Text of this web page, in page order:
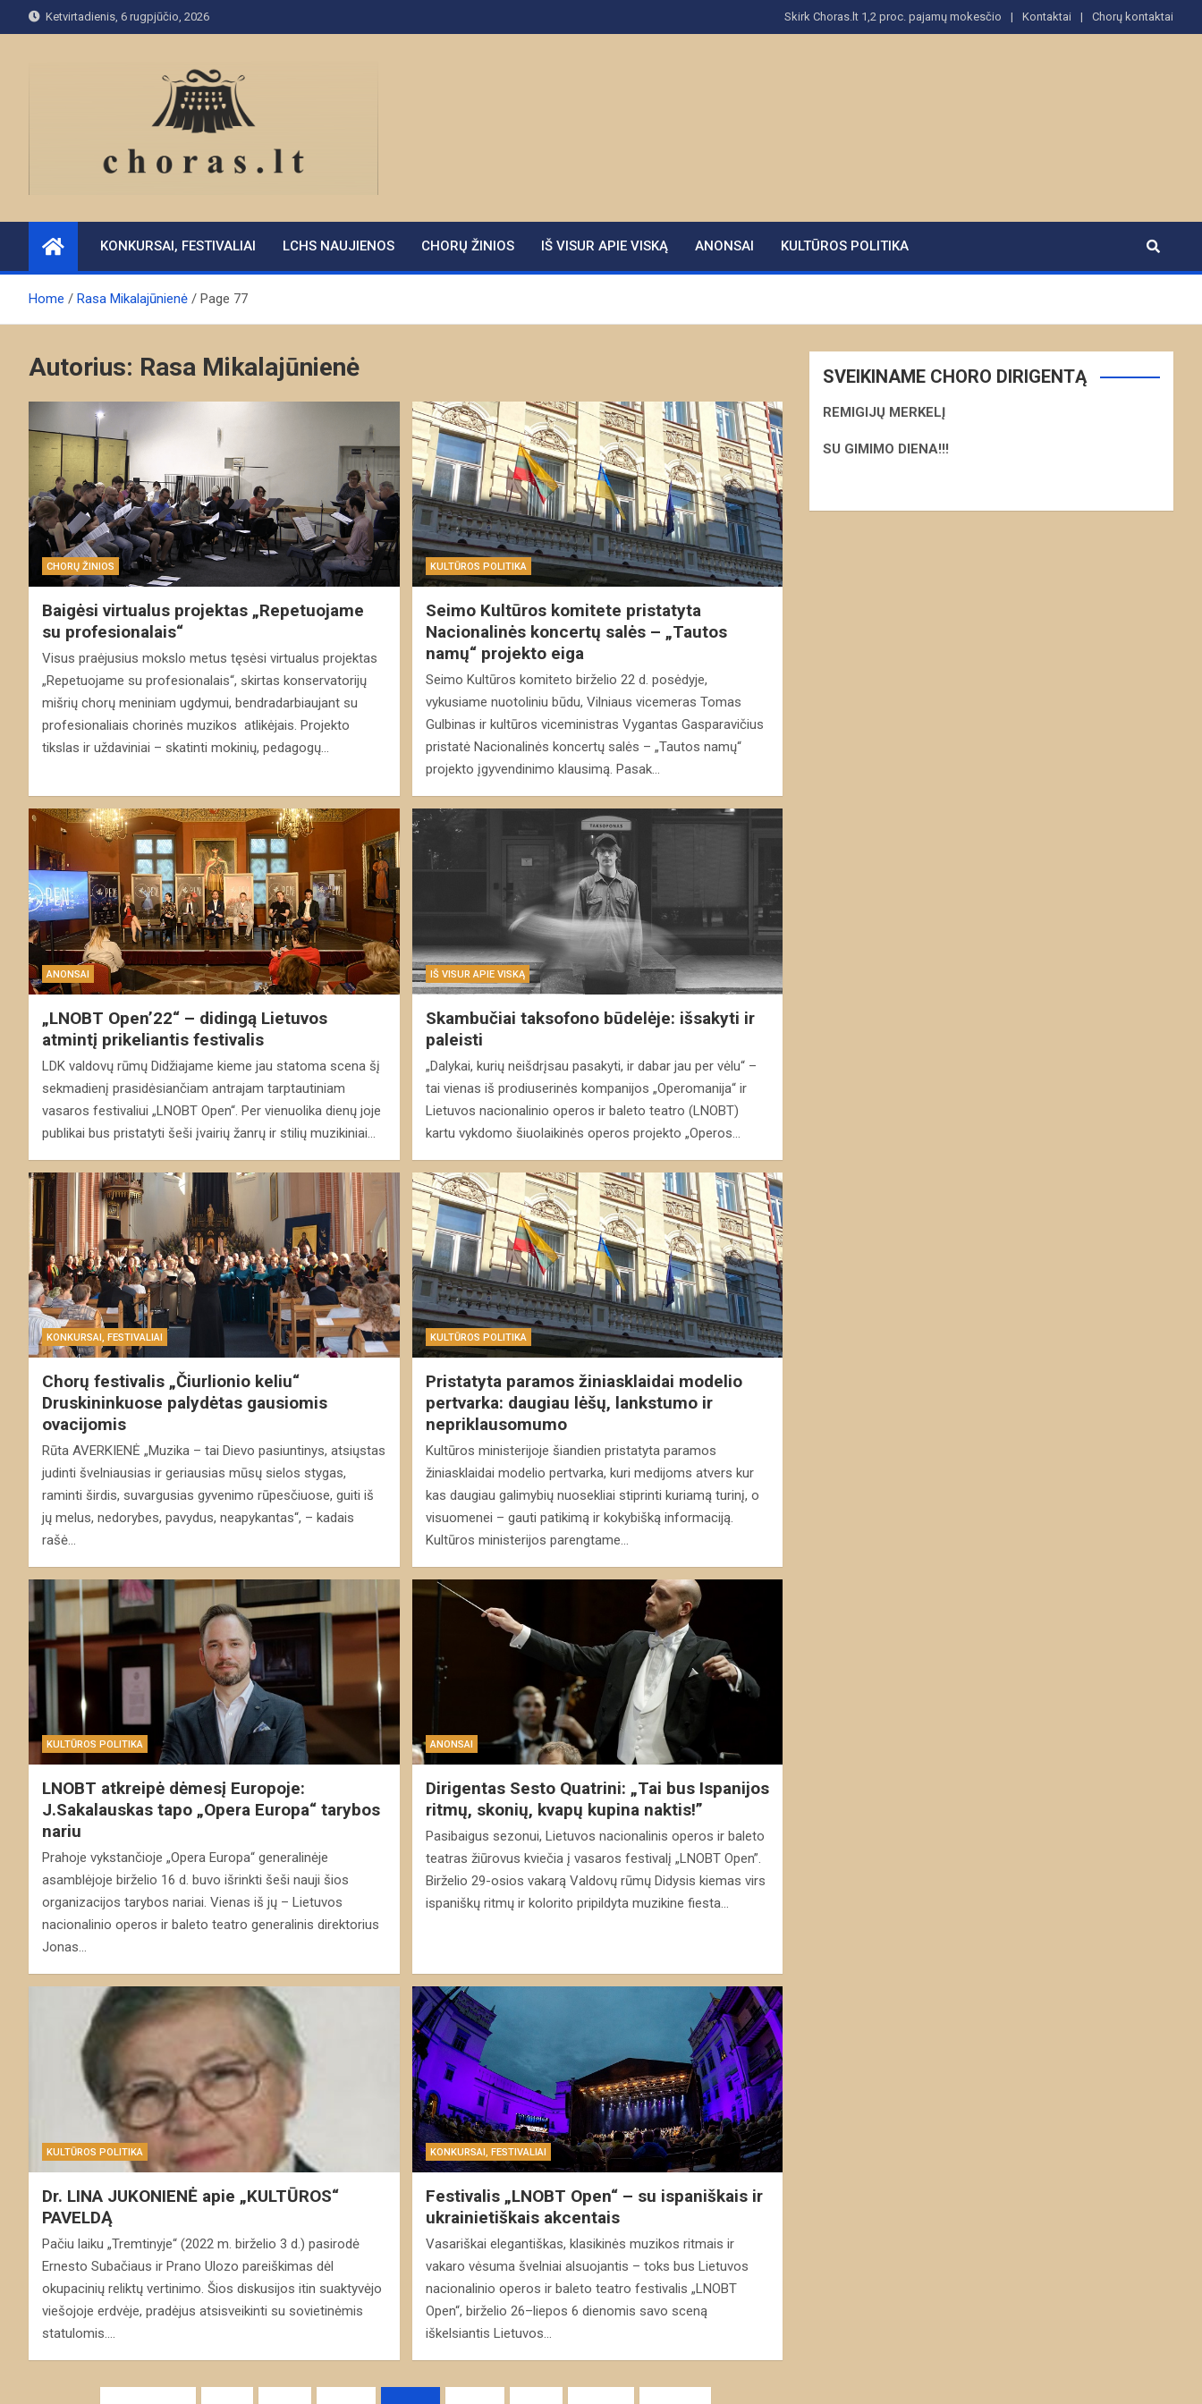
to
Ketvirtadienis, 6 rugpjūčio, 2026 Skirk Choras.lt 1,2 proc. pajamų mokesčio Kontaktai Chorų kontaktai
KONKURSAI, FESTIVALIAI LCHS NAUJIENOS CHORŲ ŽINIOS IŠ VISUR APIE VISKĄ ANONSAI KULTŪROS POLITIKA
Home Rasa Mikalajūnienė Page 77
Autorius: Rasa Mikalajūnienė
CHORŲ ŽINIOS
Baigėsi virtualus projektas „Repetuojame
su profesionalais“
Visus praėjusius mokslo metus tęsėsi virtualus projektas
„Repetuojame su profesionalais“, skirtas konservatorijų
mišrių chorų meniniam ugdymui, bendradarbiaujant su
profesionaliais chorinės muzikos atlikėjais. Projekto
tikslas ir uždaviniai – skatinti mokinių, pedagogų…
KULTŪROS POLITIKA
Seimo Kultūros komitete pristatyta
Nacionalinės koncertų salės – „Tautos
namų“ projekto eiga
Seimo Kultūros komiteto birželio 22 d. posėdyje,
vykusiame nuotoliniu būdu, Vilniaus vicemeras Tomas
Gulbinas ir kultūros viceministras Vygantas Gasparavičius
pristatė Nacionalinės koncertų salės – „Tautos namų“
projekto įgyvendinimo klausimą. Pasak…
ANONSAI
„LNOBT Open’22“ – didingą Lietuvos
atmintį prikeliantis festivalis
LDK valdovų rūmų Didžiajame kieme jau statoma scena šį
sekmadienį prasidėsiančiam antrajam tarptautiniam
vasaros festivaliui „LNOBT Open“. Per vienuolika dienų joje
publikai bus pristatyti šeši įvairių žanrų ir stilių muzikiniai…
IŠ VISUR APIE VISKĄ
Skambučiai taksofono būdelėje: išsakyti ir
paleisti
„Dalykai, kurių neišdrįsau pasakyti, ir dabar jau per vėlu“ –
tai vienas iš prodiuserinės kompanijos „Operomanija“ ir
Lietuvos nacionalinio operos ir baleto teatro (LNOBT)
kartu vykdomo šiuolaikinės operos projekto „Operos…
KONKURSAI, FESTIVALIAI
Chorų festivalis „Čiurlionio keliu“
Druskininkuose palydėtas gausiomis
ovacijomis
Rūta AVERKIENĖ „Muzika – tai Dievo pasiuntinys, atsiųstas
judinti švelniausias ir geriausias mūsų sielos stygas,
raminti širdis, suvargusias gyvenimo rūpesčiuose, guiti iš
jų melus, nedorybes, pavydus, neapykantas“, – kadais
rašė…
KULTŪROS POLITIKA
Pristatyta paramos žiniasklaidai modelio
pertvarka: daugiau lėšų, lankstumo ir
nepriklausomumo
Kultūros ministerijoje šiandien pristatyta paramos
žiniasklaidai modelio pertvarka, kuri medijoms atvers kur
kas daugiau galimybių nuosekliai stiprinti kuriamą turinį, o
visuomenei – gauti patikimą ir kokybišką informaciją.
Kultūros ministerijos parengtame…
KULTŪROS POLITIKA
LNOBT atkreipė dėmesį Europoje:
J.Sakalauskas tapo „Opera Europa“ tarybos
nariu
Prahoje vykstančioje „Opera Europa“ generalinėje
asamblėjoje birželio 16 d. buvo išrinkti šeši nauji šios
organizacijos tarybos nariai. Vienas iš jų – Lietuvos
nacionalinio operos ir baleto teatro generalinis direktorius
Jonas…
ANONSAI
Dirigentas Sesto Quatrini: „Tai bus Ispanijos
ritmų, skonių, kvapų kupina naktis!”
Pasibaigus sezonui, Lietuvos nacionalinis operos ir baleto
teatras žiūrovus kviečia į vasaros festivalį „LNOBT Open”.
Birželio 29-osios vakarą Valdovų rūmų Didysis kiemas virs
ispaniškų ritmų ir kolorito pripildyta muzikine fiesta…
KULTŪROS POLITIKA
Dr. LINA JUKONIENĖ apie „KULTŪROS“
PAVELDĄ
Pačiu laiku „Tremtinyje“ (2022 m. birželio 3 d.) pasirodė
Ernesto Subačiaus ir Prano Ulozo pareiškimas dėl
okupacinių reliktų vertinimo. Šios diskusijos itin suaktyvėjo
viešojoje erdvėje, pradėjus atsisveikinti su sovietinėmis
statulomis.…
KONKURSAI, FESTIVALIAI
Festivalis „LNOBT Open“ – su ispaniškais ir
ukrainietiškais akcentais
Vasariškai elegantiškas, klasikinės muzikos ritmais ir
vakaro vėsuma švelniai alsuojantis – toks bus Lietuvos
nacionalinio operos ir baleto teatro festivalis „LNOBT
Open“, birželio 26–liepos 6 dienomis savo sceną
iškelsiantis Lietuvos…
SVEIKINAME CHORO DIRIGENTĄ
REMIGIJŲ MERKELĮ
SU GIMIMO DIENA!!!